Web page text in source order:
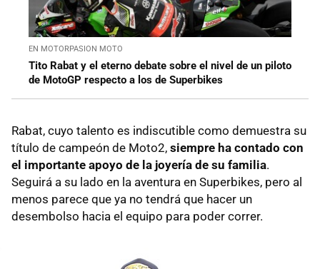
EN MOTORPASION MOTO
Tito Rabat y el eterno debate sobre el nivel de un piloto
de MotoGP respecto a los de Superbikes
Rabat, cuyo talento es indiscutible como demuestra su
título de campeón de Moto2, siempre ha contado con
el importante apoyo de la joyería de su familia.
Seguirá a su lado en la aventura en Superbikes, pero al
menos parece que ya no tendrá que hacer un
desembolso hacia el equipo para poder correr.